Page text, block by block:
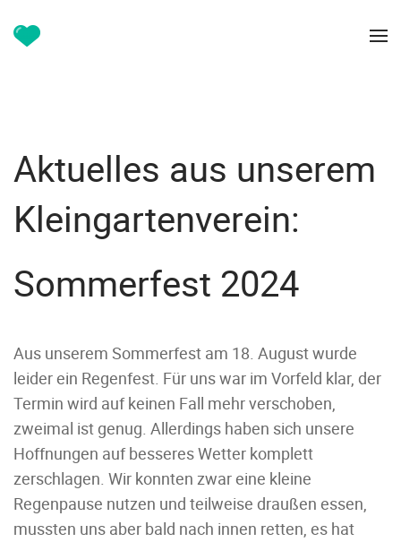
Aktuelles aus unserem
Kleingartenverein:
Sommerfest 2024
Aus unserem Sommerfest am 18. August wurde
leider ein Regenfest. Für uns war im Vorfeld klar, der
Termin wird auf keinen Fall mehr verschoben,
zweimal ist genug. Allerdings haben sich unsere
Hoffnungen auf besseres Wetter komplett
zerschlagen. Wir konnten zwar eine kleine
Regenpause nutzen und teilweise draußen essen,
mussten uns aber bald nach innen retten, es hat